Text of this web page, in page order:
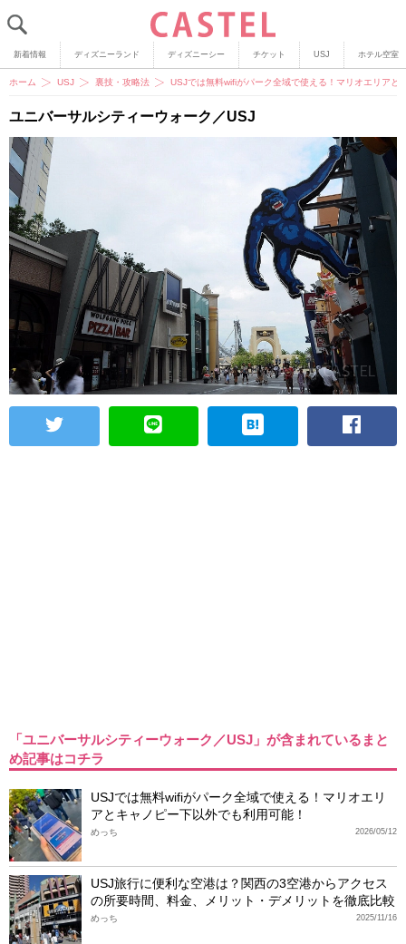
新着情報 ディズニーランド ディズニーシー チケット USJ ホテル空室
ホーム USJ 裏技・攻略法 USJでは無料wifiがパーク全域で使える！マリオエリアと
ユニバーサルシティーウォーク／USJ
「ユニバーサルシティーウォーク／USJ」が含まれているまと
め記事はコチラ
USJでは無料wifiがパーク全域で使える！マリオエリ
アとキャノピー下以外でも利用可能！
2026/05/12
めっち
USJ旅行に便利な空港は？関西の3空港からアクセス
の所要時間、料金、メリット・デメリットを徹底比較
2025/11/16
めっち